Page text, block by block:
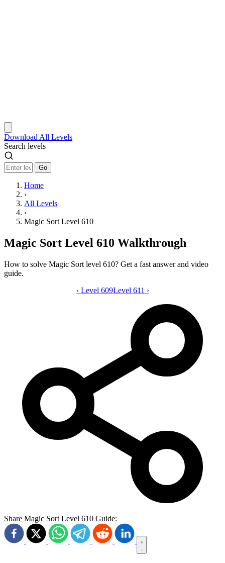
Download All Levels
Search levels
Go
Home
›
All Levels
›
Magic Sort Level 610
Magic Sort Level 610 Walkthrough
How to solve Magic Sort level 610? Get a fast answer and video
guide.
Magic Sort level 610 video guide
‹ Level 609Level 611 ›
Share Magic Sort Level 610 Guide: